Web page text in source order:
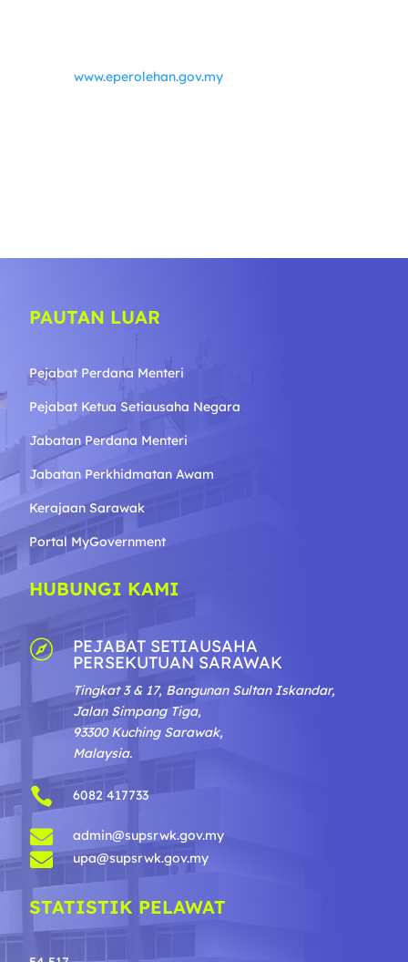
www.eperolehan.gov.my
PAUTAN LUAR
Pejabat Perdana Menteri
Pejabat Ketua Setiausaha Negara
Jabatan Perdana Menteri
Jabatan Perkhidmatan Awam
Kerajaan Sarawak
Portal MyGovernment
HUBUNGI KAMI
 PEJABAT SETIAUSAHA
PERSEKUTUAN SARAWAK
Tingkat 3 & 17, Bangunan Sultan Iskandar,
Jalan Simpang Tiga,
93300 Kuching Sarawak,
Malaysia.
 6082 417733
 admin@supsrwk.gov.my
 upa@supsrwk.gov.my
STATISTIK PELAWAT